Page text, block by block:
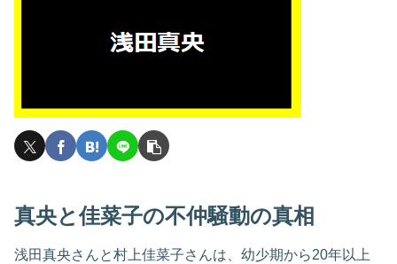
真央と佳菜子の不仲騒動の真相
浅田真央さんと村上佳菜子さんは、幼少期から20年以上